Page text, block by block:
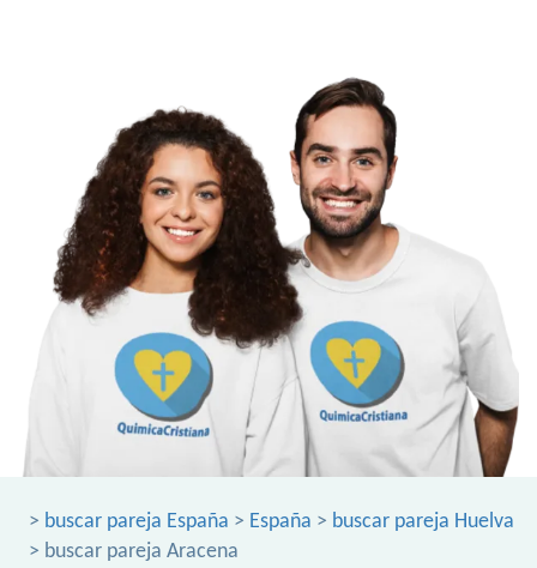
> buscar pareja España > España > buscar pareja Huelva
> buscar pareja Aracena